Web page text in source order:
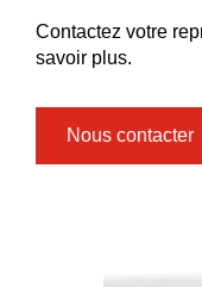
Contactez votre
savoir plus.
Nous contacter